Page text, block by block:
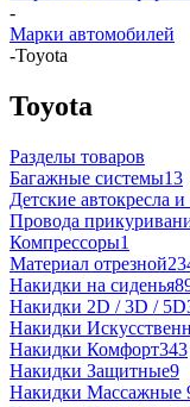
-
Марки автомобилей
-Toyota
Toyota
Разделы товаров
Багажные системы13
Детские автокресла
Провода
Компрессоры1
Материал отрезной
Накидки на сиденья
Накидки 2D / 3D / 5D
Накидки
Накидки Комфорт343
Накидки Защитные9
Накидки Массажные